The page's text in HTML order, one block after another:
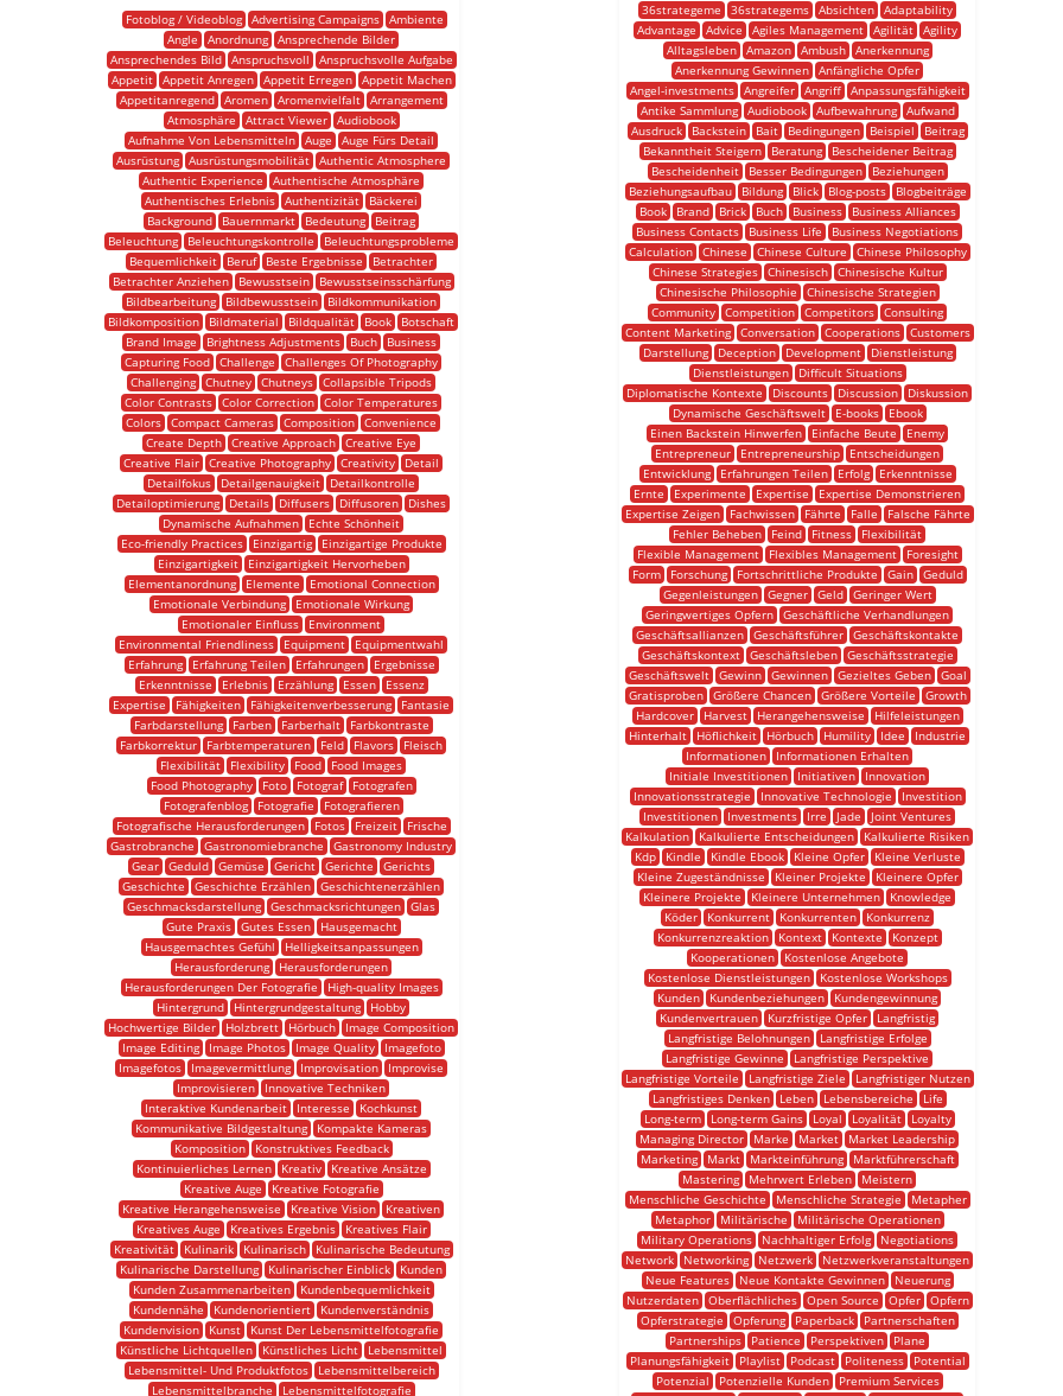
Fotoblog / Videoblog Advertising Campaigns
Ambiente
Angle
Anordnung Ansprechende Bilder
Ansprechendes Bild
Anspruchsvoll
Anspruchsvolle Aufgabe
Appetit
Appetit Anregen Appetit Erregen
Appetit Machen
Appetitanregend
Aromen Aromenvielfalt
Arrangement
Atmosphäre
Attract Viewer
Audiobook
Aufnahme Von Lebensmitteln Auge
Auge Fürs Detail
Ausrüstung Ausrüstungsmobilität Authentic Atmosphere
Authentic Experience
Authentische Atmosphäre
Authentisches Erlebnis Authentizität
Bäckerei
Background
Bauernmarkt Bedeutung
Beitrag
Beleuchtung
Beleuchtungskontrolle
Beleuchtungsprobleme
Bequemlichkeit
Beruf Beste Ergebnisse
Betrachter
Betrachter Anziehen
Bewusstsein
Bewusstseinsschärfung
Bildbearbeitung
Bildbewusstsein
Bildkommunikation
Bildkomposition
Bildmaterial Bildqualität Book
Botschaft
Brand Image
Brightness Adjustments Buch
Business
Capturing Food Challenge
Challenges Of Photography
Challenging Chutney Chutneys Collapsible Tripods
Color Contrasts Color Correction Color Temperatures
Colors Compact Cameras Composition Convenience
Create Depth Creative Approach Creative Eye
Creative Flair Creative Photography Creativity
Detail
Detailfokus
Detailgenauigkeit
Detailkontrolle
Detailoptimierung
Details Diffusers Diffusoren
Dishes
Dynamische Aufnahmen
Echte Schönheit
Eco-friendly Practices
Einzigartig
Einzigartige Produkte
Einzigartigkeit
Einzigartigkeit Hervorheben
Elementanordnung
Elemente
Emotional Connection
Emotionale Verbindung
Emotionale Wirkung
Emotionaler Einfluss
Environment
Environmental Friendliness
Equipment
Equipmentwahl
Erfahrung
Erfahrung Teilen Erfahrungen
Ergebnisse
Erkenntnisse
Erlebnis Erzählung Essen
Essenz
Expertise
Fähigkeiten Fähigkeitenverbesserung
Fantasie
Farbdarstellung
Farben Farberhalt
Farbkontraste
Farbkorrektur
Farbtemperaturen Feld Flavors
Fleisch
Flexibilität
Flexibility Food
Food Images
Food Photography
Foto Fotograf
Fotografen
Fotografenblog
Fotografie
Fotografieren
Fotografische Herausforderungen
Fotos Freizeit
Frische
Gastrobranche
Gastronomiebranche
Gastronomy Industry
Gear Geduld Gemüse Gericht Gerichte
Gerichts
Geschichte
Geschichte Erzählen Geschichtenerzählen
Geschmacksdarstellung Geschmacksrichtungen Glas
Gute Praxis
Gutes Essen
Hausgemacht
Hausgemachtes Gefühl
Helligkeitsanpassungen
Herausforderung
Herausforderungen
Herausforderungen Der Fotografie
High-quality Images
Hintergrund
Hintergrundgestaltung
Hobby
Hochwertige Bilder
Holzbrett Hörbuch
Image Composition
Image Editing
Image Photos Image Quality
Imagefoto
Imagefotos
Imagevermittlung Improvisation
Improvise
Improvisieren
Innovative Techniken
Interaktive Kundenarbeit
Interesse
Kochkunst
Kommunikative Bildgestaltung
Kompakte Kameras
Komposition
Konstruktives Feedback
Kontinuierliches Lernen
Kreativ
Kreative Ansätze
Kreative Auge
Kreative Fotografie
Kreative Herangehensweise
Kreative Vision
Kreativen
Kreatives Auge
Kreatives Ergebnis
Kreatives Flair
Kreativität
Kulinarik Kulinarisch
Kulinarische Bedeutung
Kulinarische Darstellung
Kulinarischer Einblick
Kunden
Kunden Zusammenarbeiten
Kundenbequemlichkeit
Kundennähe
Kundenorientiert
Kundenverständnis
Kundenvision
Kunst
Kunst Der Lebensmittelfotografie
Künstliche Lichtquellen
Künstliches Licht
Lebensmittel
Lebensmittel- Und Produktfotos
Lebensmittelbereich
Lebensmittelbranche
Lebensmittelfotografie
36strategeme
36strategems Absichten Adaptability
Advantage
Advice Agiles Management Agilität Agility
Alltagsleben
Amazon Ambush
Anerkennung
Anerkennung Gewinnen Anfängliche Opfer
Angel-investments
Angreifer Angriff
Anpassungsfähigkeit
Antike Sammlung
Audiobook Aufbewahrung
Aufwand
Ausdruck
Backstein Bait Bedingungen Beispiel
Beitrag
Bekanntheit Steigern
Beratung
Bescheidener Beitrag
Bescheidenheit
Besser Bedingungen
Beziehungen
Beziehungsaufbau
Bildung Blick Blog-posts
Blogbeiträge
Book
Brand Brick Buch Business
Business Alliances
Business Contacts
Business Life
Business Negotiations
Calculation
Chinese Chinese Culture
Chinese Philosophy
Chinese Strategies
Chinesisch
Chinesische Kultur
Chinesische Philosophie
Chinesische Strategien
Community Competition Competitors Consulting
Content Marketing
Conversation Cooperations
Customers
Darstellung
Deception Development
Dienstleistung
Dienstleistungen
Difficult Situations
Diplomatische Kontexte
Discounts Discussion
Diskussion
Dynamische Geschäftswelt
E-books
Ebook
Einen Backstein Hinwerfen
Einfache Beute
Enemy
Entrepreneur
Entrepreneurship
Entscheidungen
Entwicklung
Erfahrungen Teilen Erfolg
Erkenntnisse
Ernte
Experimente Expertise
Expertise Demonstrieren
Expertise Zeigen
Fachwissen Fährte Falle
Falsche Fährte
Fehler Beheben
Feind Fitness
Flexibilität
Flexible Management
Flexibles Management
Foresight
Form
Forschung Fortschrittliche Produkte Gain
Geduld
Gegenleistungen
Gegner Geld
Geringer Wert
Geringwertiges Opfern Geschäftliche Verhandlungen
Geschäftsallianzen Geschäftsführer Geschäftskontakte
Geschäftskontext
Geschäftsleben
Geschäftsstrategie
Geschäftswelt
Gewinn Gewinnen Gezieltes Geben
Goal
Gratisproben
Größere Chancen Größere Vorteile
Growth
Hardcover
Harvest Herangehensweise
Hilfeleistungen
Hinterhalt
Höflichkeit Hörbuch Humility Idee
Industrie
Informationen
Informationen Erhalten
Initiale Investitionen
Initiativen
Innovation
Innovationsstrategie
Innovative Technologie
Investition
Investitionen
Investments Irre Jade
Joint Ventures
Kalkulation
Kalkulierte Entscheidungen
Kalkulierte Risiken
Kdp
Kindle Kindle Ebook Kleine Opfer
Kleine Verluste
Kleine Zugeständnisse
Kleiner Projekte
Kleinere Opfer
Kleinere Projekte
Kleinere Unternehmen
Knowledge
Köder
Konkurrent Konkurrenten
Konkurrenz
Konkurrenzreaktion
Kontext Kontexte
Konzept
Kooperationen
Kostenlose Angebote
Kostenlose Dienstleistungen
Kostenlose Workshops
Kunden
Kundenbeziehungen
Kundengewinnung
Kundenvertrauen
Kurzfristige Opfer
Langfristig
Langfristige Belohnungen
Langfristige Erfolge
Langfristige Gewinne
Langfristige Perspektive
Langfristige Vorteile
Langfristige Ziele
Langfristiger Nutzen
Langfristiges Denken
Leben Lebensbereiche
Life
Long-term
Long-term Gains Loyal Loyalität
Loyalty
Managing Director
Marke Market
Market Leadership
Marketing
Markt Markteinführung
Marktführerschaft
Mastering
Mehrwert Erleben
Meistern
Menschliche Geschichte
Menschliche Strategie
Metapher
Metaphor
Militärische
Militärische Operationen
Military Operations
Nachhaltiger Erfolg
Negotiations
Network
Networking Netzwerk
Netzwerkveranstaltungen
Neue Features
Neue Kontakte Gewinnen
Neuerung
Nutzerdaten
Oberflächliches Open Source Opfer
Opfern
Opferstrategie
Opferung Paperback
Partnerschaften
Partnerships
Patience Perspektiven
Plane
Planungsfähigkeit
Playlist Podcast Politeness
Potential
Potenzial
Potenzielle Kunden
Premium Services